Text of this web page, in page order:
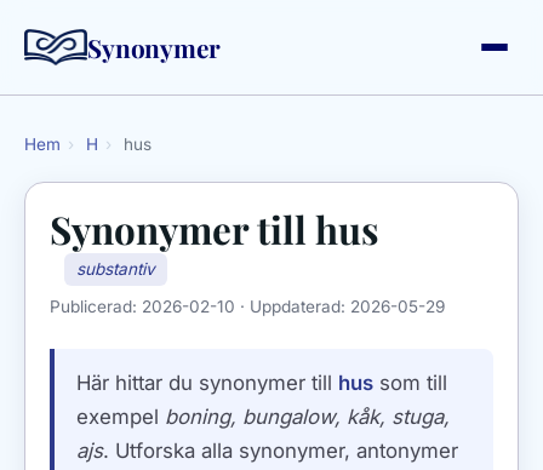
Synonymer
Hem › H › hus
Synonymer till hus
substantiv
Publicerad: 2026-02-10 · Uppdaterad: 2026-05-29
Här hittar du synonymer till hus som till
exempel boning, bungalow, kåk, stuga,
ajs. Utforska alla synonymer, antonymer